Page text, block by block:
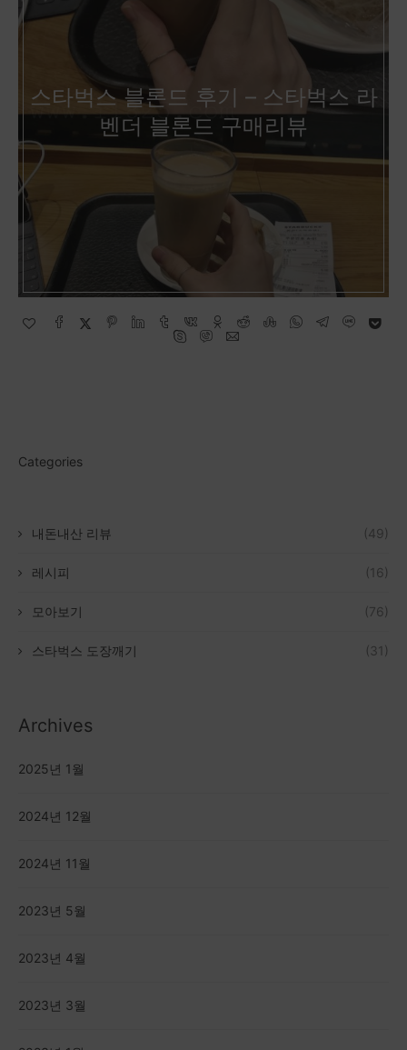
스타벅스 블론드 후기 – 스타벅스 라
벤더 블론드 구매리뷰
Categories
내돈내산 리뷰 (49)
레시피 (16)
모아보기 (76)
스타벅스 도장깨기 (31)
Archives
2025년 1월
2024년 12월
2024년 11월
2023년 5월
2023년 4월
2023년 3월